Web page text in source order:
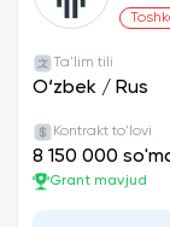
Ta'lim tili
O‘zbek / Rus
Kontrakt to'lovi
8 150 000
Grant mavjud